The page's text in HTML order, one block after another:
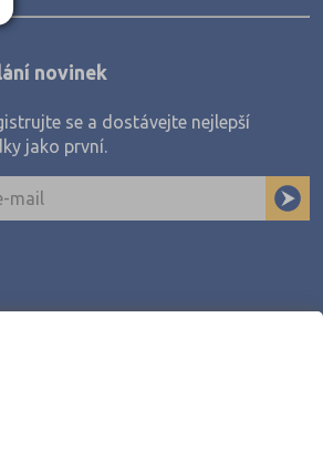
novinek
se a dostávejte nejlepší
jako první.